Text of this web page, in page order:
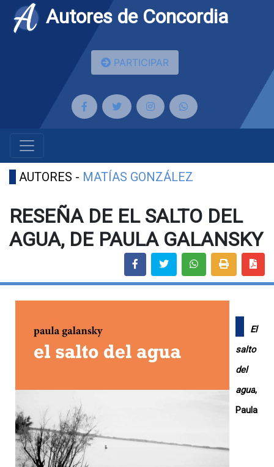
Autores de Concordia
PARTICIPAR
AUTORES - MATÍAS GONZÁLEZ
RESEÑA DE EL SALTO DEL
AGUA, DE PAULA GALANSKY
El
salto
del
agua,
Paula